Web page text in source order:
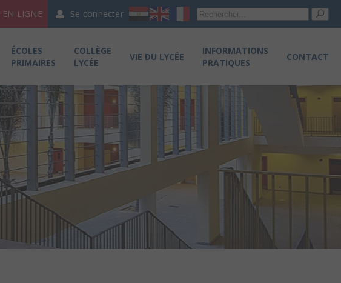
LIGNE Se connecter
ÉCOLES
PRIMAIRES
COLLÈGE
LYCÉE
VIE DU LYCÉE
INFORMATIONS
PRATIQUES
CONTACT